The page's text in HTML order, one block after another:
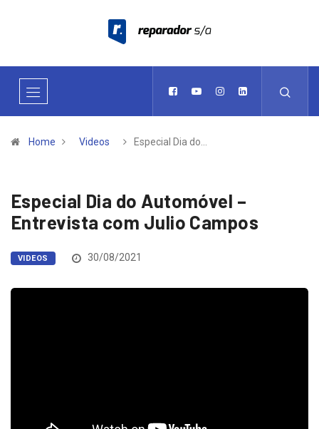
Home Videos Especial Dia do…
Especial Dia do Automóvel –
Entrevista com Julio Campos
VIDEOS 30/08/2021